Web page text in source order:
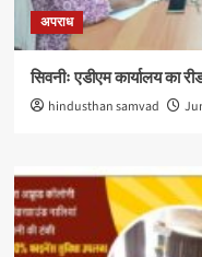
अपराध
सिवनीः एडीएम कार्यालय का
hindusthan samvad